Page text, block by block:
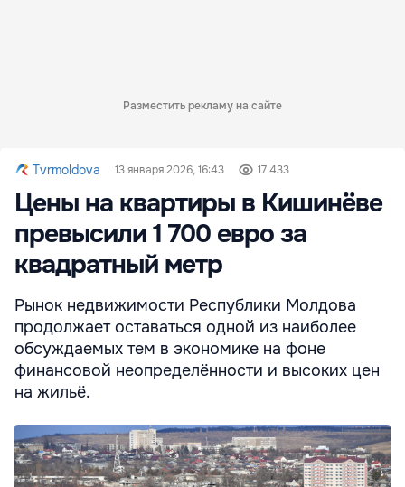
Разместить рекламу на сайте
Tvrmoldova 13 января 2026, 16:43 17 433
Цены на квартиры в Кишинёве
превысили 1 700 евро за
квадратный метр
Рынок недвижимости Республики Молдова
продолжает оставаться одной из наиболее
обсуждаемых тем в экономике на фоне
финансовой неопределённости и высоких цен
на жильё.